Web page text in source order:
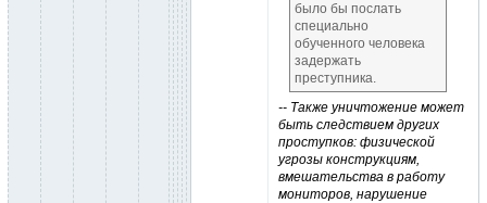
было бы послать
специально
обученного человека
задержать
преступника.
-- Также уничтожение может
быть следствием других
проступков: физической
угрозы конструкциям,
вмешательства в работу
мониторов, нарушение